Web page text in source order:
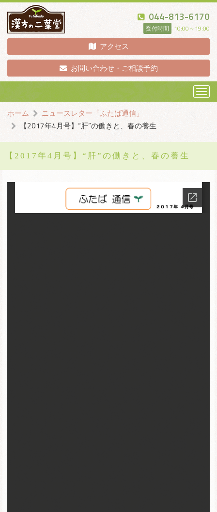
044-813-6170
受付時間 10:00～19:00
アクセス
お問い合わせ・ご相談予約
メ
ホーム
ニュースレター「ふたば通信」
【2017年4月号】“肝”の働きと、春の養生
【2017年4月号】“肝”の働きと、春の養生